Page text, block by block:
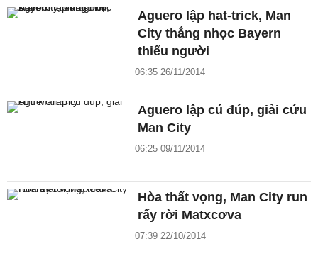
Aguero lập hat-trick, Man
City thắng nhọc Bayern
thiếu người
06:35 26/11/2014
Aguero lập cú đúp, giải cứu
Man City
06:25 09/11/2014
Hòa thất vọng, Man City run
rẩy rời Matxcơva
07:39 22/10/2014